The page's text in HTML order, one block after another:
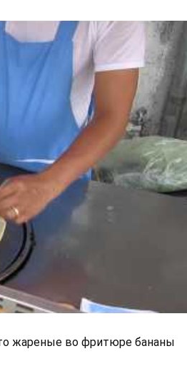
жареные во фритюре бананы